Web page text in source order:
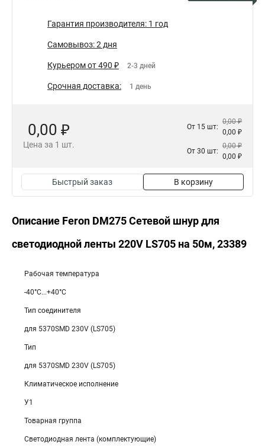
Гарантия производителя: 1 год
Самовывоз: 2 дня
Курьером от 490 ₽ 2-3 дней
Срочная доставка: 1 день
0,00 ₽
Цена за 1 шт.
От 15 шт:
0,00 ₽
0,00 ₽
От 30 шт:
0,00 ₽
0,00 ₽
Быстрый заказ В корзину
Описание Feron DM275 Сетевой шнур для
светодиодной ленты 220V LS705 на 50м, 23389
Рабочая температура
-40°C...+40°C
Тип соединителя
для 5370SMD 230V (LS705)
Тип
для 5370SMD 230V (LS705)
Климатическое исполнение
У1
Товарная группа
Светодиодная лента (комплектующие)